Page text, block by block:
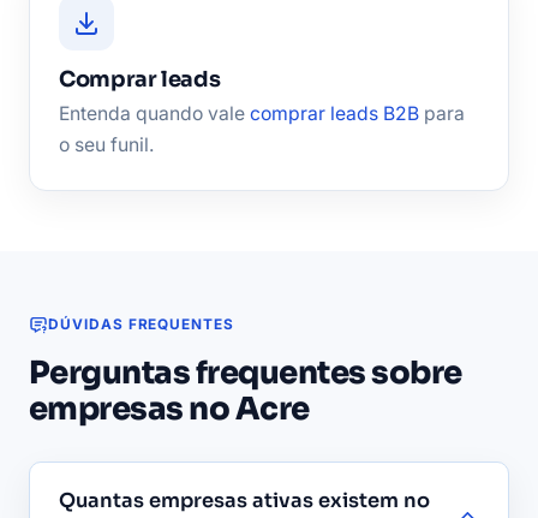
Comprar leads
Entenda quando vale comprar leads B2B para
o seu funil.
DÚVIDAS FREQUENTES
Perguntas frequentes sobre
empresas no Acre
Quantas empresas ativas existem no